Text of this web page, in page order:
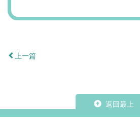
上一篇
返回最上